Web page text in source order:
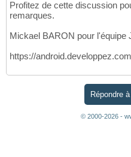
Profitez de cette discussion
remarques.
Mickael BARON pour l'équipe
https://
Répondre
© 2000-2026 -